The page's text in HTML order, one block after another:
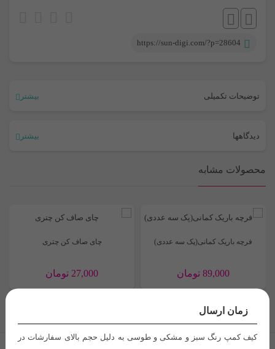
زمان ارسال
کیف کمپ رنگ سبز و مشکی و طوسی به دلیل حجم بالای سفارشات در
https://sun-digi.com/?p=28604
توضیحات تکمیلی بیشتر
رنگ
دیدگاهها بیشتر
هیچ دیدگاهی برای این محصول نوشته نشده است.
نشانی ایمیل شما منتشر نخواهد شد. بخش‌های موردنیاز علامت‌گذاری
شده‌اند*
امتیاز شما*
محصولات مشابه
چای صاف کن چتری
27,000 تومان
فرچه باریک کمانی(پک سه عددی)
89,000 تومان